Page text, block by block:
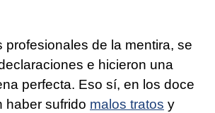
profesionales de la mentira, se
e hicieron una
perfecta. Eso sí, en los doce
haber sufrido malos tratos y